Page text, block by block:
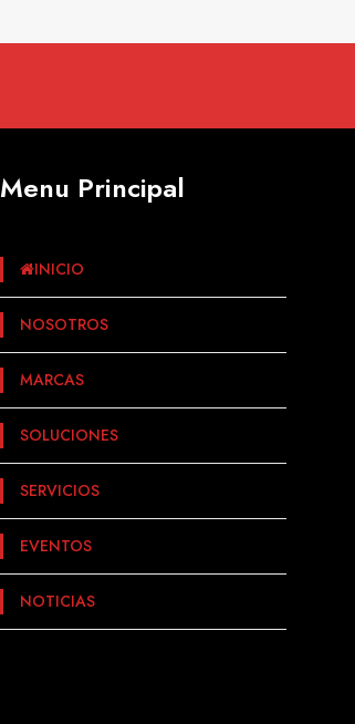
Menu Principal
INICIO
NOSOTROS
MARCAS
SOLUCIONES
SERVICIOS
EVENTOS
NOTICIAS